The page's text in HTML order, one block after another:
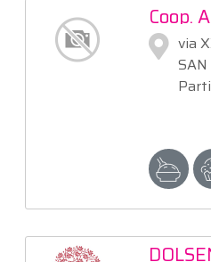
Coop.
via
SAN